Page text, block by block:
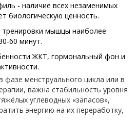
- наличие всех незаменимых
биологическую ценность.
мышцы наиболее
минут.
ЖКТ, гормональный фон и
менструального цикла или в
важна стабильность уровня
углеводных «запасов»,
энергию на их переработку,